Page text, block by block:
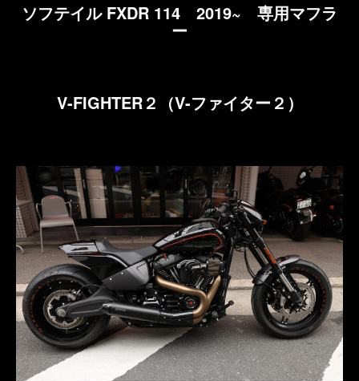
ソフテイル FXDR 114 2019~ 専用マフラ
ー
V-FIGHTER２（V-ファイター２）